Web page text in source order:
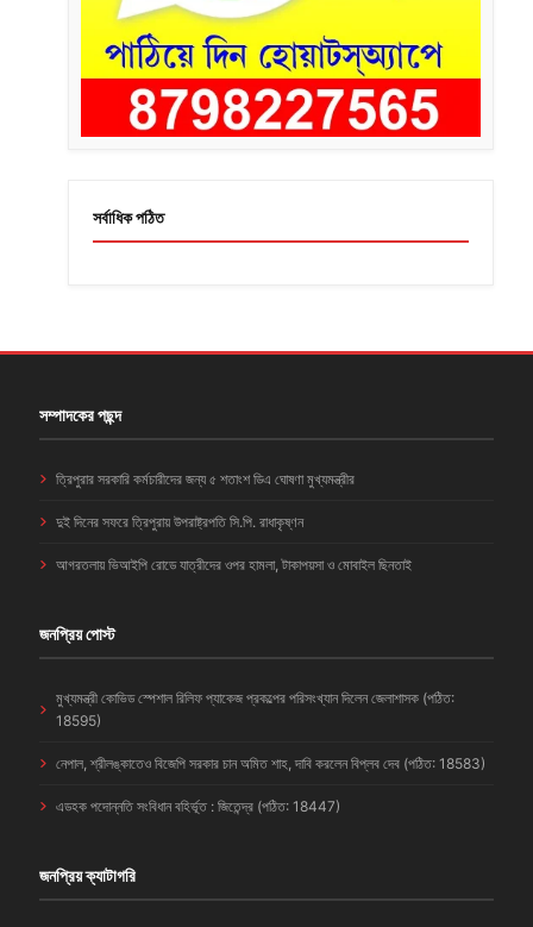
সর্বাধিক পঠিত
সম্পাদকের পছন্দ
ত্রিপুরার সরকারি কর্মচারীদের জন্য ৫ শতাংশ ডিএ ঘোষণা মুখ্যমন্ত্রীর
দুই দিনের সফরে ত্রিপুরায় উপরাষ্ট্রপতি সি.পি. রাধাকৃষ্ণন
আগরতলায় ভিআইপি রোডে যাত্রীদের ওপর হামলা, টাকাপয়সা ও মোবাইল ছিনতাই
জনপ্রিয় পোস্ট
মুখ্যমন্ত্রী কোভিড স্পেশাল রিলিফ প্যাকেজ প্রকল্পের পরিসংখ্যান দিলেন জেলাশাসক (পঠিত:
18595)
নেপাল, শ্রীলঙ্কাতেও বিজেপি সরকার চান অমিত শাহ, দাবি করলেন বিপ্লব দেব (পঠিত: 18583)
এডহক পদোন্নতি সংবিধান বহির্ভূত : জিতেন্দ্র (পঠিত: 18447)
জনপ্রিয় ক্যাটাগরি